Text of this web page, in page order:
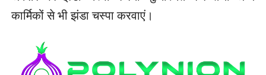
कार्मिकों से भी झंडा चस्पा करवाएं।